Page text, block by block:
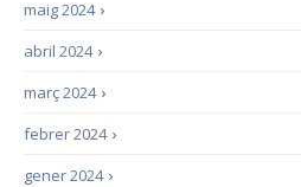
›
maig 2024
›
abril 2024
›
març 2024
›
febrer 2024
›
gener 2024